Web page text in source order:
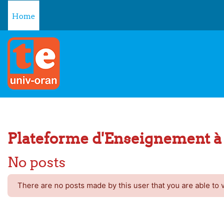
Home
Plateforme d'Enseignement
No posts
There are no posts made by this user that you are able to